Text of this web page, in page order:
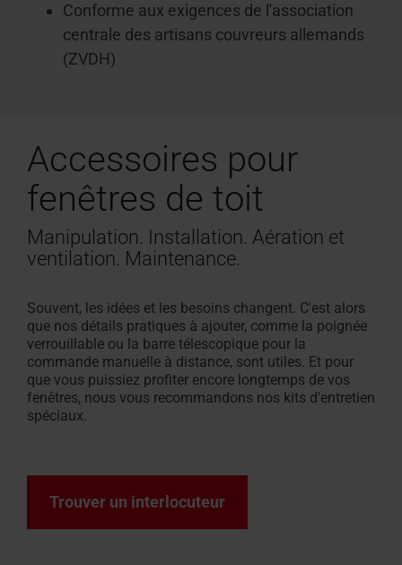
Conforme aux exigences de l'association
centrale des artisans couvreurs allemands
(ZVDH)
Accessoires pour
fenêtres de toit
Manipulation. Installation. Aération et
ventilation. Maintenance.
Souvent, les idées et les besoins changent. C'est alors
que nos détails pratiques à ajouter, comme la poignée
verrouillable ou la barre télescopique pour la
commande manuelle à distance, sont utiles. Et pour
que vous puissiez profiter encore longtemps de vos
fenêtres, nous vous recommandons nos kits d'entretien
spéciaux.
Trouver un interlocuteur